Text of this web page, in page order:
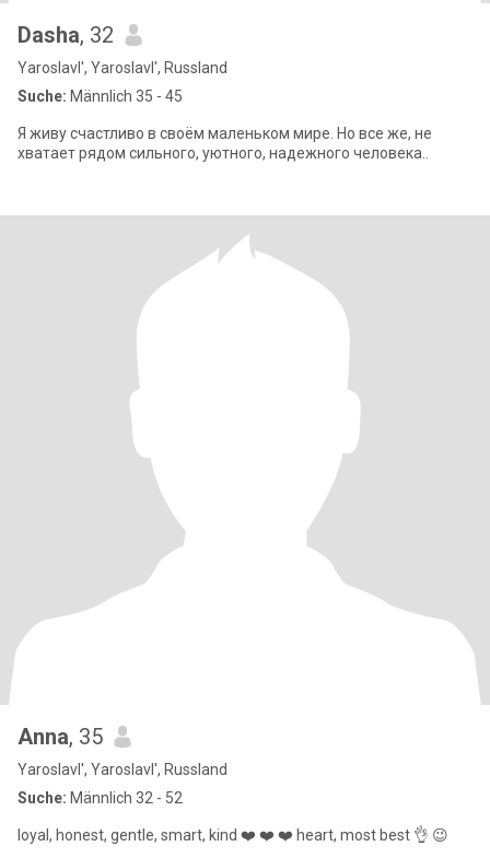
Dasha, 32
Yaroslavl', Yaroslavl', Russland
Suche: Männlich 35 - 45
Я живу счастливо в своём маленьком мире. Но все же, не
хватает рядом сильного, уютного, надежного человека..
Anna, 35
Yaroslavl', Yaroslavl', Russland
Suche: Männlich 32 - 52
loyal, honest, gentle, smart, kind ❤️ ❤️ ❤️ heart, most best 👌 😉